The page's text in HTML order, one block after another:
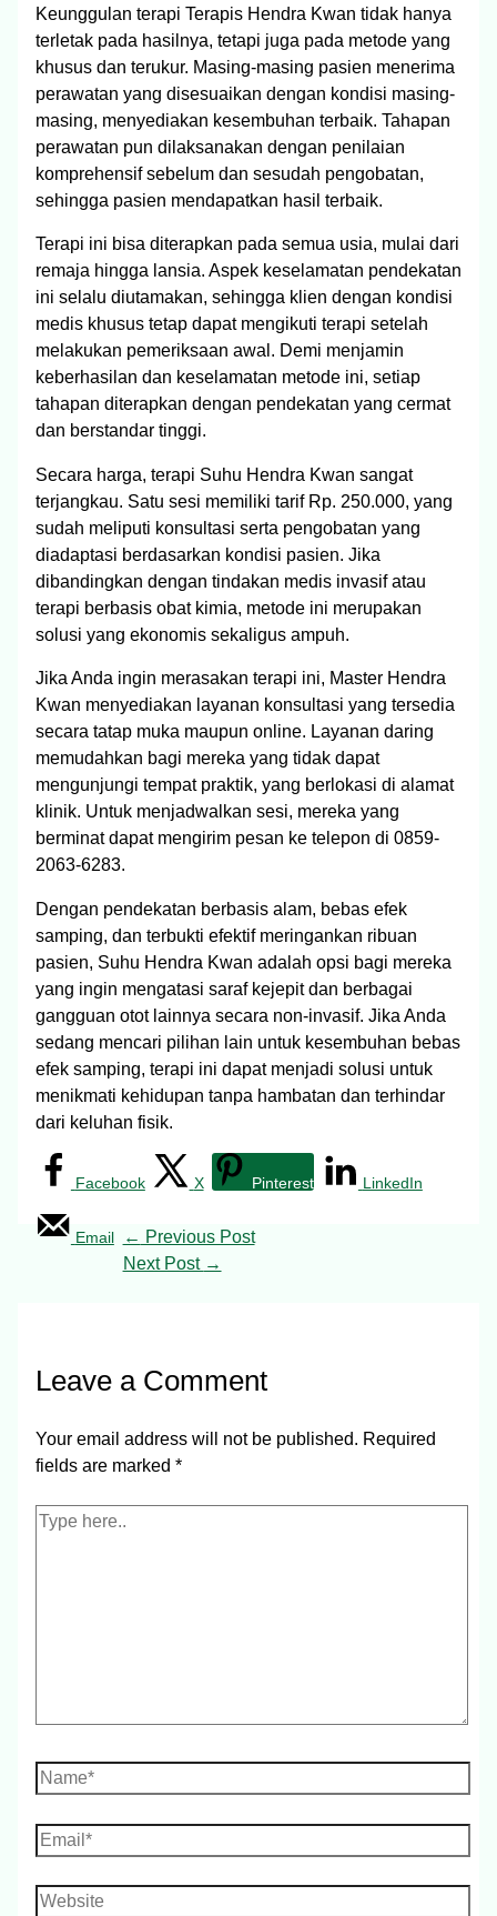
Keunggulan terapi Terapis Hendra Kwan tidak hanya
terletak pada hasilnya, tetapi juga pada metode yang
khusus dan terukur. Masing-masing pasien menerima
perawatan yang disesuaikan dengan kondisi masing-
masing, menyediakan kesembuhan terbaik. Tahapan
perawatan pun dilaksanakan dengan penilaian
komprehensif sebelum dan sesudah pengobatan,
sehingga pasien mendapatkan hasil terbaik.
Terapi ini bisa diterapkan pada semua usia, mulai dari
remaja hingga lansia. Aspek keselamatan pendekatan
ini selalu diutamakan, sehingga klien dengan kondisi
medis khusus tetap dapat mengikuti terapi setelah
melakukan pemeriksaan awal. Demi menjamin
keberhasilan dan keselamatan metode ini, setiap
tahapan diterapkan dengan pendekatan yang cermat
dan berstandar tinggi.
Secara harga, terapi Suhu Hendra Kwan sangat
terjangkau. Satu sesi memiliki tarif Rp. 250.000, yang
sudah meliputi konsultasi serta pengobatan yang
diadaptasi berdasarkan kondisi pasien. Jika
dibandingkan dengan tindakan medis invasif atau
terapi berbasis obat kimia, metode ini merupakan
solusi yang ekonomis sekaligus ampuh.
Jika Anda ingin merasakan terapi ini, Master Hendra
Kwan menyediakan layanan konsultasi yang tersedia
secara tatap muka maupun online. Layanan daring
memudahkan bagi mereka yang tidak dapat
mengunjungi tempat praktik, yang berlokasi di alamat
klinik. Untuk menjadwalkan sesi, mereka yang
berminat dapat mengirim pesan ke telepon di 0859-
2063-6283.
Dengan pendekatan berbasis alam, bebas efek
samping, dan terbukti efektif meringankan ribuan
pasien, Suhu Hendra Kwan adalah opsi bagi mereka
yang ingin mengatasi saraf kejepit dan berbagai
gangguan otot lainnya secara non-invasif. Jika Anda
sedang mencari pilihan lain untuk kesembuhan bebas
efek samping, terapi ini dapat menjadi solusi untuk
menikmati kehidupan tanpa hambatan dan terhindar
dari keluhan fisik.
Facebook X Pinterest LinkedIn
Email ← Previous Post
Next Post →
Leave a Comment
Your email address will not be published. Required
fields are marked *